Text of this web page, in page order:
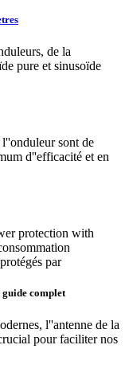
de la
pure et sinusoïde
sont de
d''efficacité et en
protection with
par
guide complet
l''antenne de la
pour faciliter nos